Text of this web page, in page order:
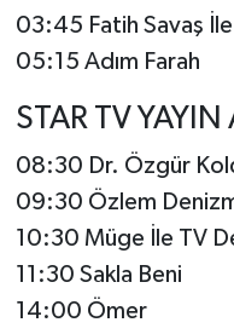
03:45 Fatih Savaş
05:15 Adım Farah
STAR TV YAYIN
08:30 Dr. Özgür
09:30 Özlem
10:30 Müge İle TV
11:30 Sakla Beni
14:00 Ömer